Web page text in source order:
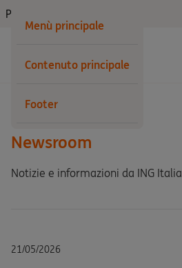
Menù principale
Contenuto principale
Footer
Privati
Newsroom
Notizie e informazioni da ING Italia
21/05/2026